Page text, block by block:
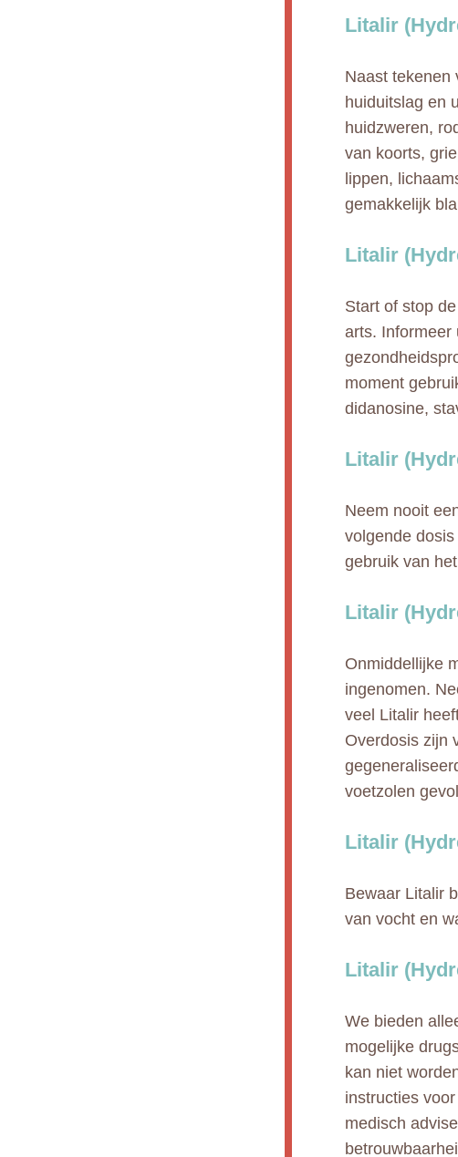
Litalir
Naast tekenen
huiduitslag en
huidzweren,
van koorts,
lippen,
gemakkelijk
Litalir
Start of stop
arts. Informeer
moment
didanosine,
Litalir
Neem nooit
volgende
gebruik van
Litalir
Onmiddellijke
ingenomen.
veel Litalir
Overdosis zijn
voetzolen
Litalir
Bewaar Litalir
van vocht en
Litalir
We bieden
mogelijke
kan niet
instructies
medisch